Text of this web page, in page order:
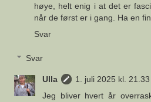
høye, helt enig i at det er
når de først er i gang. Ha en
Svar
Svar
Ulla
1. juli 2025 kl. 21.33
Jeg bliver hvert år